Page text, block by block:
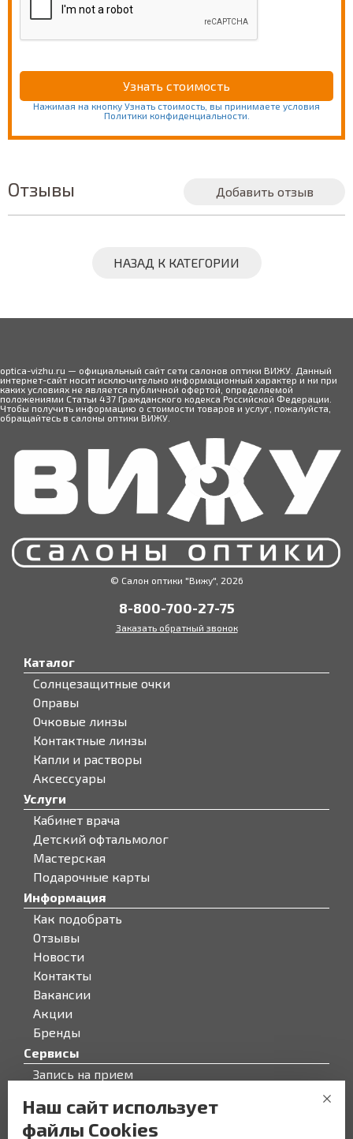
Нажимая на кнопку Узнать стоимость, вы принимаете условия
Политики конфиденциальности.
Отзывы Добавить отзыв
НАЗАД К КАТЕГОРИИ
optica-vizhu.ru — официальный сайт сети салонов оптики ВИЖУ. Данный
интернет-сайт носит исключительно информационный характер и ни при
каких условиях не является публичной офертой, определяемой
положениями Статьи 437 Гражданского кодекса Российской Федерации.
Чтобы получить информацию о стоимости товаров и услуг, пожалуйста,
обращайтесь в салоны оптики ВИЖУ.
© Салон оптики "Вижу", 2026
8-800-700-27-75
Заказать обратный звонок
Каталог
Солнцезащитные очки
Оправы
Очковые линзы
Контактные линзы
Капли и растворы
Аксессуары
Услуги
Кабинет врача
Детский офтальмолог
Мастерская
Подарочные карты
Информация
Как подобрать
Отзывы
Новости
Контакты
Вакансии
Акции
Бренды
Сервисы
Запись на прием
О компании
О компании
Наш сайт использует
файлы Cookies